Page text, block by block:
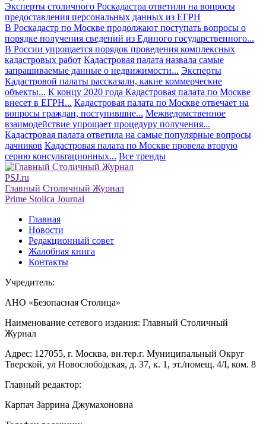
Эксперты столичного Роскадастра ответили на вопросы
предоставления персональных данных из ЕГРН
В Роскадастр по Москве продолжают поступать вопросы о
порядке получения сведений из Единого государственного...
В России упрощается порядок проведения комплексных
кадастровых работ Кадастровая палата назвала самые
запрашиваемые данные о недвижимости... Эксперты
Кадастровой палаты рассказали, какие коммерческие
объекты... К концу 2020 года Кадастровая палата по Москве
внесет в ЕГРН... Кадастровая палата по Москве отвечает на
вопросы граждан, поступившие... Межведомственное
взаимодействие упрощает процедуру получения...
Кадастровая палата ответила на самые популярные вопросы
дачников Кадастровая палата по Москве провела вторую
серию консультационных... Все тренды
PSJ.ru
Главный Столичный Журнал
Prime Stolica Journal
Главная
Новости
Редакционный совет
Жалобная книга
Контакты
Учредитель:
АНО «Безопасная Столица»
Наименование сетевого издания: Главный Столичный
Журнал
Адрес: 127055, г. Москва, вн.тер.г. Муниципальный Округ
Тверской, ул Новослободская, д. 37, к. 1, эт./помещ. 4/I, ком. 8
Главный редактор:
Карпач Заррина Джумахоновна